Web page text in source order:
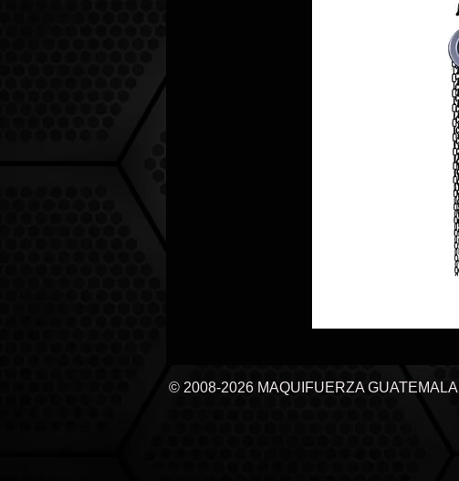
© 2008-2026 MAQUIFUERZA GUATEMALA